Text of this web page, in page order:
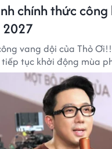
chính thức
2027
vang dội của Thỏ
tục khởi động mùa